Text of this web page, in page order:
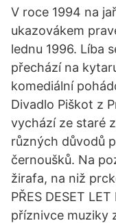
V roce 1994 na
ukazovákem
lednu 1996. Líba
přechází na
komediální
Divadlo Piškot z
vychází ze staré
různých důvodů
černoušků. Na
žirafa, na niž
PŘES DESET
příznivce muziky